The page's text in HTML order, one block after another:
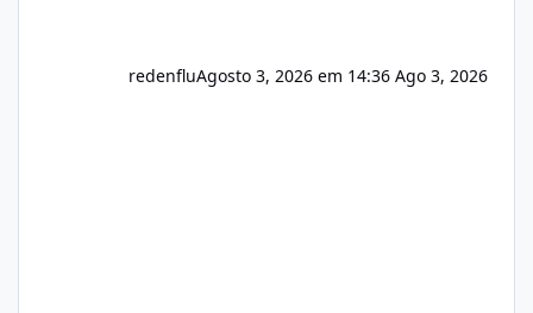
redenfluAgosto 3, 2026 em 14:36 Ago 3, 2026